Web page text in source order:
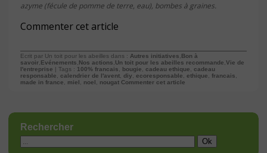
azyme (fécule de pomme de terre, eau), bombes à graines.
Commenter cet article
Ecrit par Un toit pour les abeilles dans : Autres initiatives Bon à
savoir Evénements Nos actions Un toit pour les abeilles recommande Vie de
l'entreprise | Tags : 100% francais bougie cadeau ethique
cadeau
responsable
calendrier de l'avent diy ecoresponsable ethique francais
made in france
miel noel nougat Commenter cet article
Rechercher